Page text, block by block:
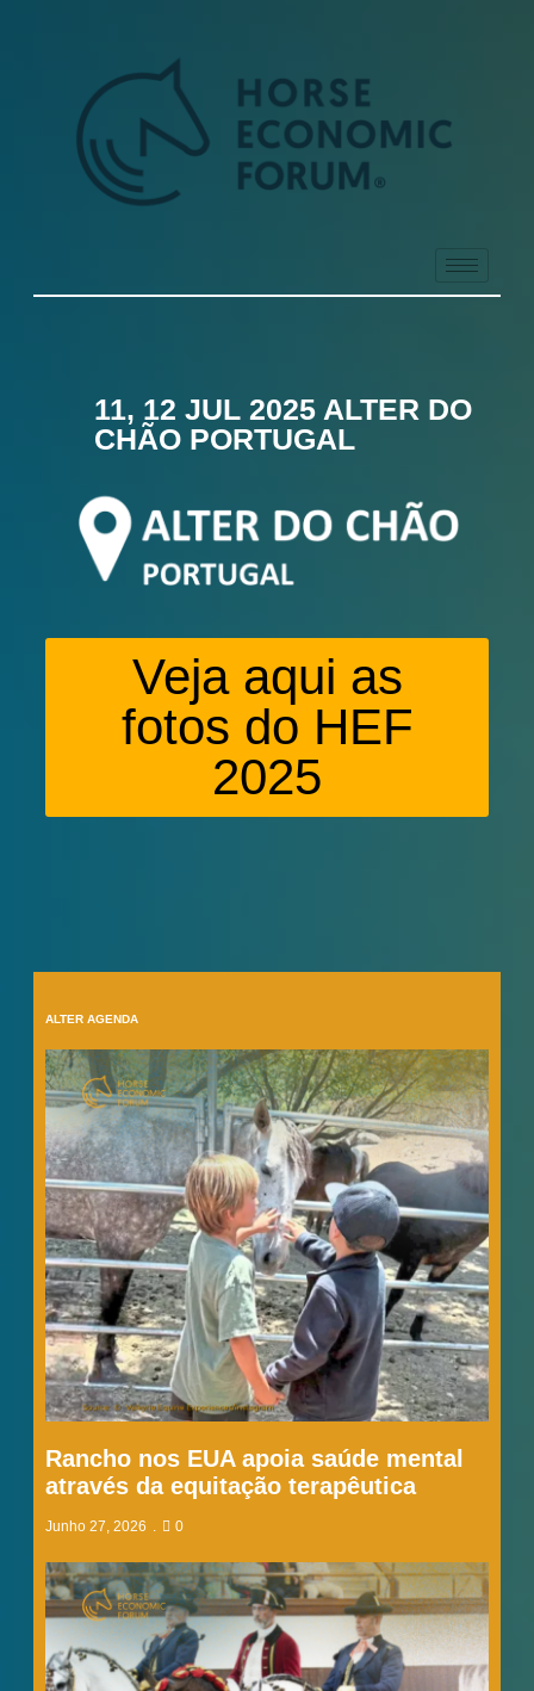
11, 12 JUL 2025 ALTER DO
CHÃO PORTUGAL
Veja aqui as
fotos do HEF
2025
ALTER AGENDA
Rancho nos EUA apoia saúde mental
através da equitação terapêutica
Junho 27, 2026 0